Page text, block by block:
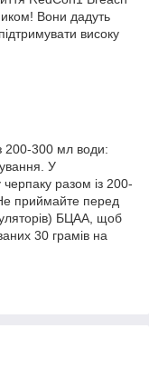
Вони дадуть
високу
200-300 мл води:
У
разом із 200-
приймайте перед
БЦАА, щоб
30 грамів на